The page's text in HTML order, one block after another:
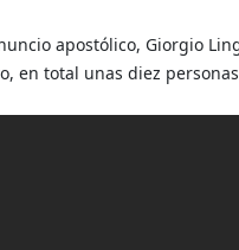
apostólico, Giorgio
en total unas diez